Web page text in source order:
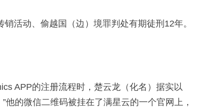
活动、偷越国（边）境罪判处有期徒刑12年。
APP的注册流程时，楚云龙（化名）据实以
的微信二维码被挂在了满星云的一个官网上，